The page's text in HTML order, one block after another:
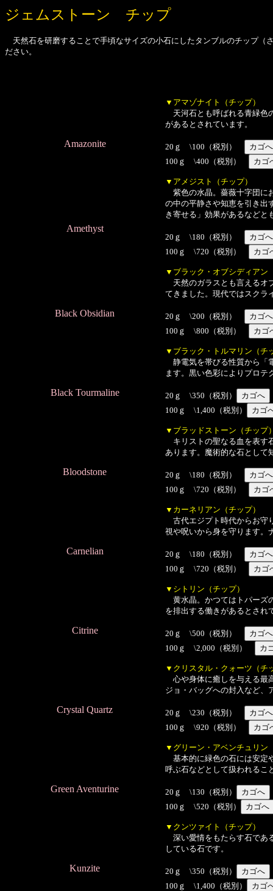
ジェムストーン チップ
天然石を研磨することで手頃なサイズの小石にしたタンブルのチップ（
ださい。
Amazonite
▼アマゾナイト（チップ）
天河石とも呼ばれる青緑色
があるとされています。
20ｇ \100（税別）
100ｇ \400（税別）
Amethyst
▼アメジスト（チップ）
紫色の水晶。薔薇十字団に
の中の平静さや知恵を引き出
き寄せる」効果があるなどと
20ｇ \180（税別）
100ｇ \720（税別）
Black Obsidian
▼ブラック・オブシディアン
天然のガラスとも言えるオ
てきました。現代ではスクラ
20ｇ \200（税別）
100ｇ \800（税別）
Black Tourmaline
▼ブラック・トルマリン（チ
静電気を帯びる性質から「
ます。黒い色彩によりプロテ
20ｇ \350（税別）
100ｇ \1,400（税別）
Bloodstone
▼ブラッドストーン（チップ
キリストの聖なる血を表す
あります。魔術的な石として
20ｇ \180（税別）
100ｇ \720（税別）
Carnelian
▼カーネリアン（チップ）
古代エジプト時代からお守
視や呪いから身を守ります。
20ｇ \180（税別）
100ｇ \720（税別）
Citrine
▼シトリン（チップ）
黄水晶。かつてはトパーズ
を排出する働きがあるとされ
20ｇ \500（税別）
100ｇ \2,000（税別）
Crystal Quartz
▼クリスタル・クォーツ（チ
心や身体に癒しを与える最
ジョ・バッグへの封入など、
20ｇ \230（税別）
100ｇ \920（税別）
Green Aventurine
▼グリーン・アベンチュリン
基本的に緑色の石には安定
呼ぶ石などとして扱われるこ
20ｇ \130（税別）
100ｇ \520（税別）
Kunzite
▼クンツァイト（チップ）
深い愛情をもたらす石であ
している石です。
20ｇ \350（税別）
100ｇ \1,400（税別）